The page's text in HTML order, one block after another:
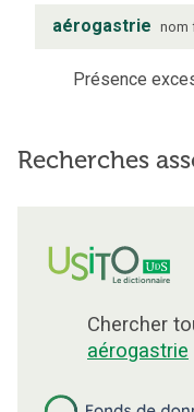
aérogastrie nom
Présence
Recherches
Chercher
aérogastrie